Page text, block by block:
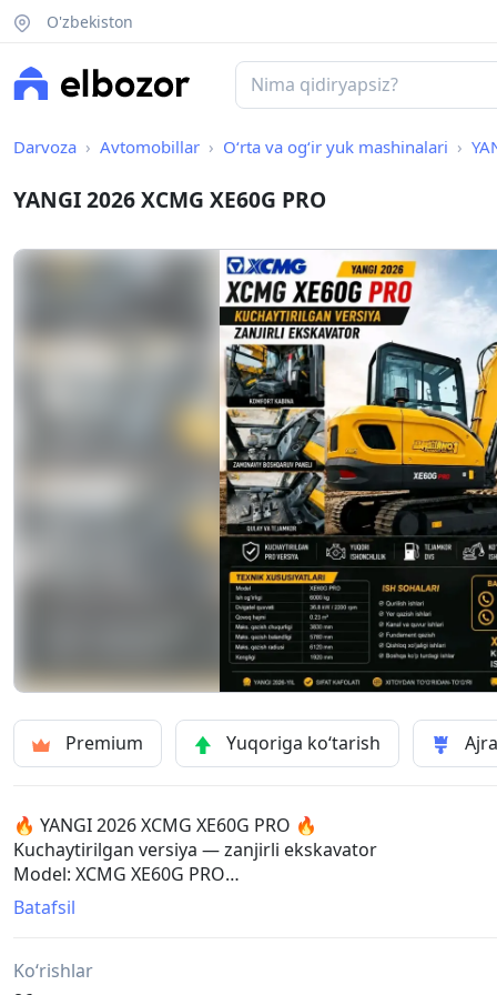
O'zbekiston
Darvoza Avtomobillar O‘rta va og‘ir yuk mashinalari
YANGI 2026 XCMG XE60G PRO
Premium Yuqoriga ko‘tarish
🔥 YANGI 2026 XCMG XE60G PRO 🔥
Kuchaytirilgan versiya — zanjirli ekskavator
Model: XCMG XE60G PRO
Holati: Yangi, 2026-yil
Komfort kabina, zamonaviy boshqaruv paneli
Batafsil
Ko‘rishlar